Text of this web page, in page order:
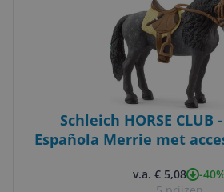
Schleich HORSE CLUB
Española Merrie met
v.a. € 5,08
-